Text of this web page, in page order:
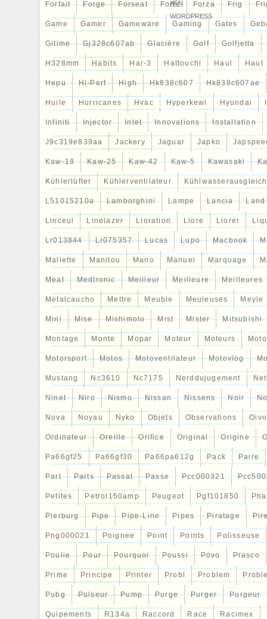
Forfait Forge Forseat Forte Forza Frig
Game Gamer Gameware Gaming Gates
Gitime Gj328c607ab Glacière Golf Golfjetta
H328mm Habits Har-3 Hattouchi Haul Haut
Hepu Hi-Perf High Hk838c607 Hk838c607ae
Huile Hurricanes Hvac Hyperkewl Hyundai
Infiniti Injector Inlet Innovations Installation
J9c319e839aa Jackery Jaguar Japko
Kaw-19 Kaw-25 Kaw-42 Kaw-5 Kawasaki
Kühlerlüfter Kühlerventilateur
L51015210a Lamborghini Lampe Lancia Land
Linceul Linelazer Lioration Liore Liorer
Lr013844 Lr075357 Lucas Lupo Macbook
Mallette Manitou Mano Manuel Marquage
Meat Medtronic Meilleur Meilleure Meilleures
Metalcaucho Mettre Meuble Meuleuses Meyle
Mini Mise Mishimoto Mist Mister Mitsubishi
Montage Monte Mopar Moteur Moteurs Moto
Motorsport Motos Motoventilateur Motovlog
Mustang Nc3610 Nc7175 Nerddujugement
Ninet Niro Nismo Nissan Nissens Noir
Nova Noyau Nyko Objets Observations Oivo
Ordinateur Oreille Orifice Original Origine
Pa66gf25 Pa66gf30 Pa66pa612g Pack Paire
Part Parts Passat Passe Pcc000321
Petites Petrol150amp Peugeot Pgf101850
Pierburg Pipe Pipe-Line Pipes Piratage
Png000021 Poignee Point Points Polisseuse
Poulie Pour Pourquoi Poussi Povo Prasco
Prime Principe Printer Probl Problem
Pubg Pulseur Pump Purge Purger Purgeur
Quipements R134a Raccord Race Racimex
XFN
WORDPRESS